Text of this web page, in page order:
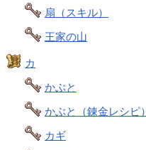
扇（スキル）
王家の山
カ
かぶと
かぶと（錬金レシピ）
カギ